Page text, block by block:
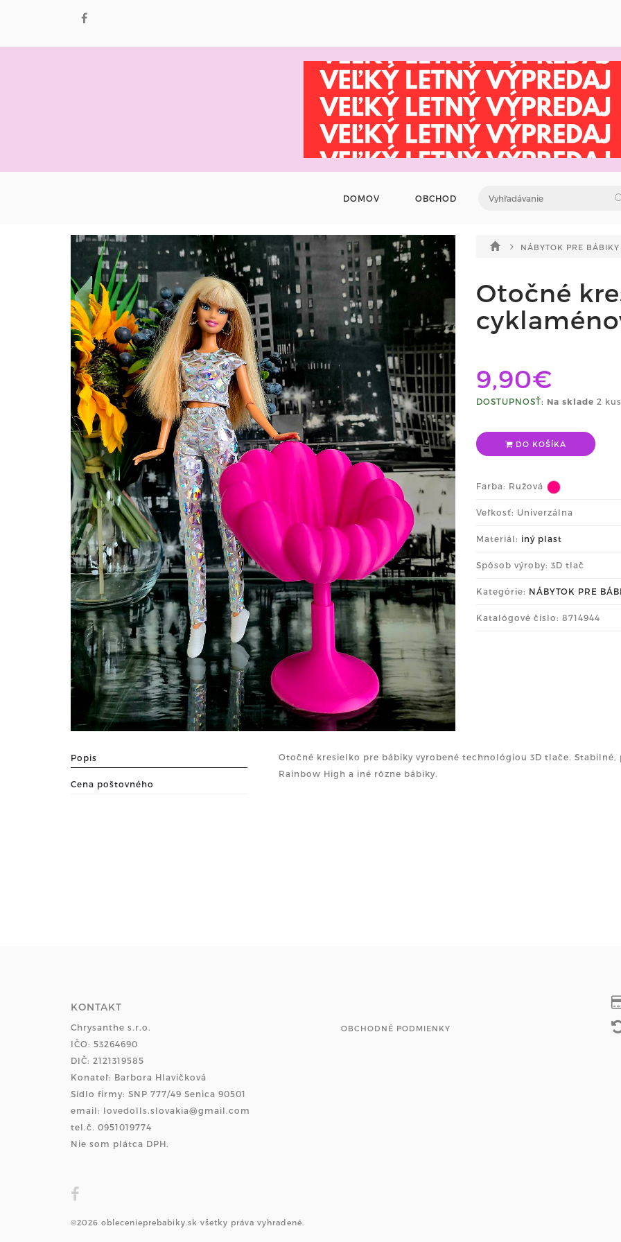
DOMOV OBCHOD
NÁBYTOK PRE BÁBIKY
Otočné
9,90€
DOSTUPNOSŤ: Na sklade 2
DO KOŠÍKA
Farba: Ružová
Veľkosť: Univerzálna
Materiál: iný plast
Spôsob výroby: 3D tlač
Kategórie: NÁBYTOK PRE
Katalógové číslo: 8714944
Popis
Cena poštovného
Otočné kresielko pre bábiky vyrobené technológiou 3D tlače. Stabilné,
Rainbow High a iné rôzne bábiky.
KONTAKT
Chrysanthe s.r.o.
IČO: 53264690
DIČ: 2121319585
Konateľ: Barbora Hlavičková
Sídlo firmy: SNP 777/49 Senica 90501
email: lovedolls.slovakia@gmail.com
tel.č. 0951019774
Nie som plátca DPH.
OBCHODNÉ PODMIENKY
©2026 oblecenieprebabiky.sk všetky práva vyhradené.